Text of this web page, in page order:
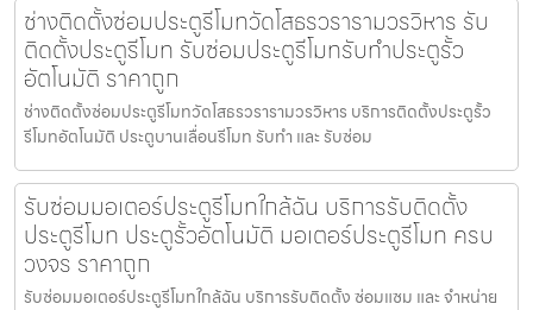
ช่างติดตั้งซ่อมประตูรีโมทวัดโสธรวรารามวรวิหาร รับ
ติดตั้งประตูรีโมท รับซ่อมประตูรีโมทรับทำประตูรั้ว
อัตโนมัติ ราคาถูก
ช่างติดตั้งซ่อมประตูรีโมทวัดโสธรวรารามวรวิหาร บริการติดตั้งประตูรั้ว
รีโมทอัตโนมัติ ประตูบานเลื่อนรีโมท รับทำ และ รับซ่อม
รับซ่อมมอเตอร์ประตูรีโมทใกล้ฉัน บริการรับติดตั้ง
ประตูรีโมท ประตูรั้วอัตโนมัติ มอเตอร์ประตูรีโมท ครบ
วงจร ราคาถูก
รับซ่อมมอเตอร์ประตูรีโมทใกล้ฉัน บริการรับติดตั้ง ซ่อมแซม และ จำหน่าย